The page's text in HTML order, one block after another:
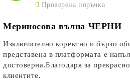
Проверена поръчка
Мериносова вълна ЧЕРНИ
Изключително коректно и бързо
представена в платформата е
достоверна.Благодаря за
клиентите.